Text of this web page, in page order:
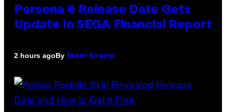
Persona 6 Release Date Gets
Update In SEGA Financial Report
2 hours agoBy Brent Koepp